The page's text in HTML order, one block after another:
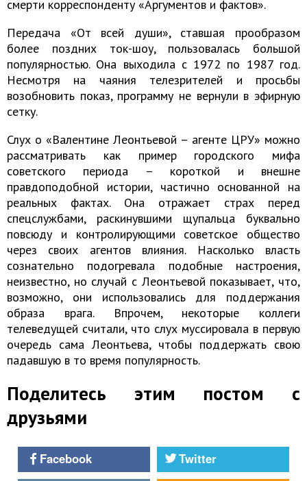
смерти корреспонденту «Аргументов и фактов».
Передача «От всей души», ставшая прообразом
более поздних ток-шоу, пользовалась большой
популярностью. Она выходила с 1972 по 1987 год.
Несмотря на чаяния телезрителей и просьбы
возобновить показ, программу не вернули в эфирную
сетку.
Слух о «Валентине Леонтьевой – агенте ЦРУ» можно
рассматривать как пример городского мифа
советского периода – короткой и внешне
правдоподобной истории, частично основанной на
реальных фактах. Она отражает страх перед
спецслужбами, раскинувшими щупальца буквально
повсюду и контролирующими советское общество
через своих агентов влияния. Насколько власть
сознательно подогревала подобные настроения,
неизвестно, но случай с Леонтьевой показывает, что,
возможно, они использовались для поддержания
образа врага. Впрочем, некоторые коллеги
телеведущей считали, что слух муссировала в первую
очередь сама Леонтьева, чтобы поддержать свою
падавшую в то время популярность.
Поделитесь этим постом с
друзьями
Facebook
Twitter